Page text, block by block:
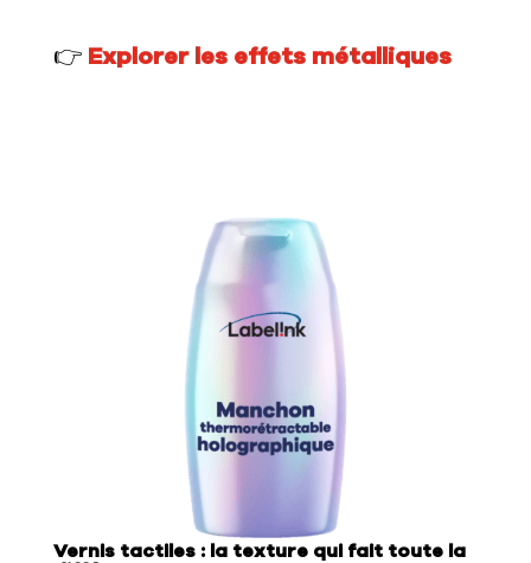
👉 Explorer les effets métalliques
Vernis tactiles : la texture qui fait toute la